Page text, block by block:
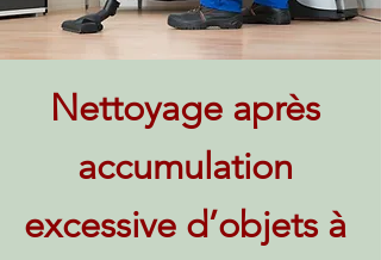
Nettoyage après
accumulation
excessive d’objets à